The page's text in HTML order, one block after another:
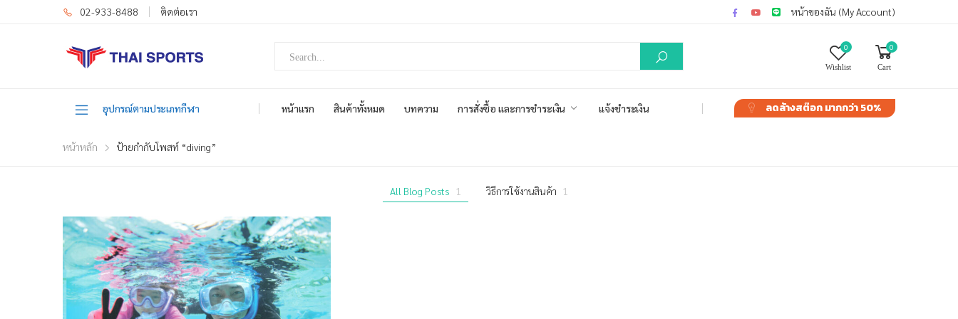
02-933-8488 ติดต่อเรา หน้าของฉัน (My Account)
0
Wishlist
0
Cart
อุปกรณ์ตามประเภทกีฬา หน้าแรก สินค้าทั้งหมด บทความ การสั่งซื้อ และการชำระเงิน แจ้งชำระเงิน ลดล้างสต๊อกมากกว่า 50%
หน้าหลัก ป้ายกำกับโพสท์ “diving”
All Blog Posts 1 วิธีการใช้งานสินค้า 1